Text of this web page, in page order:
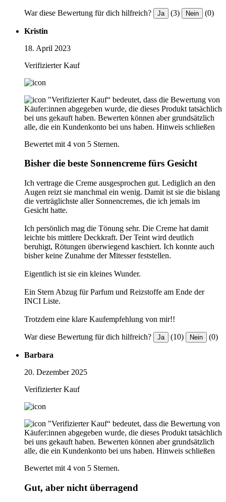
War diese Bewertung für dich hilfreich? Ja (3) Nein (0)
Kristin
18. April 2023
Verifizierter Kauf
"Verifizierter Kauf“ bedeutet, dass die Bewertung von
Käufer:innen abgegeben wurde, die dieses Produkt tatsächlich
bei uns gekauft haben. Bewerten können aber grundsätzlich
alle, die ein Kundenkonto bei uns haben. Hinweis schließen
Bewertet mit 4 von 5 Sternen.
Bisher die beste Sonnencreme fürs Gesicht
Ich vertrage die Creme ausgesprochen gut. Lediglich an den
Augen reizt sie manchmal ein wenig. Damit ist sie die bislang
die verträglichste aller Sonnencremes, die ich jemals im
Gesicht hatte.
Ich persönlich mag die Tönung sehr. Die Creme hat damit
leichte bis mittlere Deckkraft. Der Teint wird deutlich
beruhigt, Rötungen überwiegend kaschiert. Ich konnte auch
bisher keine Zunahme der Mitesser feststellen.
Eigentlich ist sie ein kleines Wunder.
Ein Stern Abzug für Parfum und Reizstoffe am Ende der
INCI Liste.
Trotzdem eine klare Kaufempfehlung von mir!!
War diese Bewertung für dich hilfreich? Ja (10) Nein (0)
Barbara
20. Dezember 2025
Verifizierter Kauf
"Verifizierter Kauf“ bedeutet, dass die Bewertung von
Käufer:innen abgegeben wurde, die dieses Produkt tatsächlich
bei uns gekauft haben. Bewerten können aber grundsätzlich
alle, die ein Kundenkonto bei uns haben. Hinweis schließen
Bewertet mit 4 von 5 Sternen.
Gut, aber nicht überragend